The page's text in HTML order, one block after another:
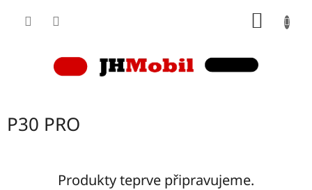
P30 PRO
Produkty teprve připravujeme.